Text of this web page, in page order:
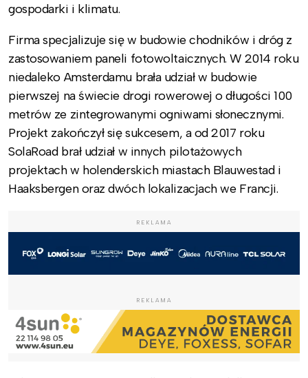
gospodarki i klimatu.
Firma specjalizuje się w budowie chodników i dróg z
zastosowaniem paneli fotowoltaicznych. W 2014 roku
niedaleko Amsterdamu brała udział w budowie
pierwszej na świecie drogi rowerowej o długości 100
metrów ze zintegrowanymi ogniwami słonecznymi.
Projekt zakończył się sukcesem, a od 2017 roku
SolaRoad brał udział w innych pilotażowych
projektach w holenderskich miastach Blauwestad i
Haaksbergen oraz dwóch lokalizacjach we Francji.
REKLAMA
REKLAMA